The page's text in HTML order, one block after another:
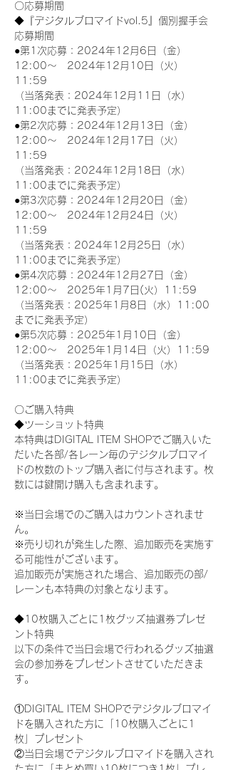
〇応募期間
◆『デジタルブロマイドvol.5』個別握手会
応募期間
●第1次応募：2024年12月6日（金）
12:00～　2024年12月10日（火）
11:59
（当落発表：2024年12月11日（水）
11:00までに発表予定）
●第2次応募：2024年12月13日（金）
12:00～　2024年12月17日（火）
11:59
（当落発表：2024年12月18日（水）
11:00までに発表予定）
●第3次応募：2024年12月20日（金）
12:00～　2024年12月24日（火）
11:59
（当落発表：2024年12月25日（水）
11:00までに発表予定）
●第4次応募：2024年12月27日（金）
12:00～　2025年1月7日(火）11:59
（当落発表：2025年1月8日（水）11:00
までに発表予定）
●第5次応募：2025年1月10日（金）
12:00～　2025年1月14日（火）11:59
（当落発表：2025年1月15日（水）
11:00までに発表予定）
〇ご購入特典
◆ツーショット特典
本特典はDIGITAL ITEM SHOPでご購入いた
だいた各部/各レーン毎のデジタルブロマイ
ドの枚数のトップ購入者に付与されます。枚
数には鍵開け購入も含まれます。
※当日会場でのご購入はカウントされませ
ん。
※売り切れが発生した際、追加販売を実施す
る可能性がございます。
追加販売が実施された場合、追加販売の部/
レーンも本特典の対象となります。
◆10枚購入ごとに1枚グッズ抽選券プレゼ
ント特典
以下の条件で当日会場で行われるグッズ抽選
会の参加券をプレゼントさせていただきま
す。
①DIGITAL ITEM SHOPでデジタルブロマイ
ドを購入された方に「10枚購入ごとに1
枚」プレゼント
②当日会場でデジタルブロマイドを購入され